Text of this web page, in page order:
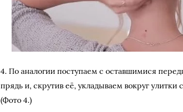
4. По аналогии поступаем с оставшимися
прядь и, скрутив её, укладываем вокруг
(Фото 4.)